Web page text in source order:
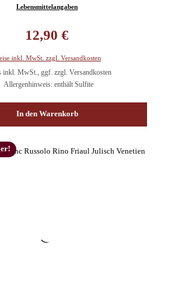
Lebensmittelangaben
12,90 €
inkl. MwSt. zzgl. Versandkosten
inkl. MwSt., ggf. zzgl. Versandkosten
Allergenhinweis: enthält Sulfite
In den Warenkorb